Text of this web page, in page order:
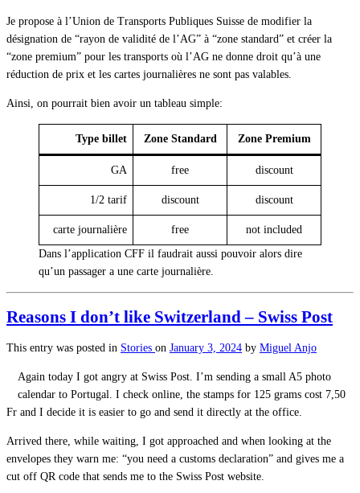
Je propose à l’Union de Transports Publiques Suisse de modifier la
désignation de “rayon de validité de l’AG” à “zone standard” et créer la
“zone premium” pour les transports où l’AG ne donne droit qu’à une
réduction de prix et les cartes journalières ne sont pas valables.
Ainsi, on pourrait bien avoir un tableau simple:
Type billet Zone Standard Zone Premium
GA free discount
1/2 tarif discount discount
carte journalière free
not included
Dans l’application CFF il faudrait aussi pouvoir alors dire
qu’un passager a une carte journalière.
Reasons I don’t like Switzerland – Swiss Post
This entry was posted in Stories on January 3, 2024 by Miguel Anjo
Again today I got angry at Swiss Post. I’m sending a small A5 photo
calendar to Portugal. I check online, the stamps for 125 grams cost 7,50
Fr and I decide it is easier to go and send it directly at the office.
Arrived there, while waiting, I got approached and when looking at the
envelopes they warn me: “you need a customs declaration” and gives me a
cut off QR code that sends me to the Swiss Post website.